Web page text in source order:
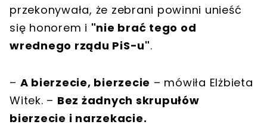
przekonywała, że zebrani powinni unieść
się honorem i "nie brać tego od
wrednego rządu PiS-u".
– A bierzecie, bierzecie – mówiła Elżbieta
Witek. – Bez żadnych skrupułów
bierzecie i narzekacie.